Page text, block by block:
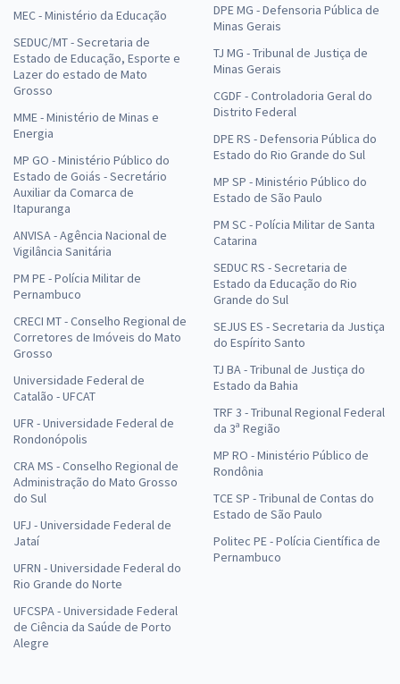
MEC - Ministério da Educação
SEDUC/MT - Secretaria de
Estado de Educação, Esporte e
Lazer do estado de Mato
Grosso
MME - Ministério de Minas e
Energia
MP GO - Ministério Público do
Estado de Goiás - Secretário
Auxiliar da Comarca de
Itapuranga
ANVISA - Agência Nacional de
Vigilância Sanitária
PM PE - Polícia Militar de
Pernambuco
CRECI MT - Conselho Regional de
Corretores de Imóveis do Mato
Grosso
Universidade Federal de
Catalão - UFCAT
UFR - Universidade Federal de
Rondonópolis
CRA MS - Conselho Regional de
Administração do Mato Grosso
do Sul
UFJ - Universidade Federal de
Jataí
UFRN - Universidade Federal do
Rio Grande do Norte
UFCSPA - Universidade Federal
de Ciência da Saúde de Porto
Alegre
DPE MG - Defensoria Pública de
Minas Gerais
TJ MG - Tribunal de Justiça de
Minas Gerais
CGDF - Controladoria Geral do
Distrito Federal
DPE RS - Defensoria Pública do
Estado do Rio Grande do Sul
MP SP - Ministério Público do
Estado de São Paulo
PM SC - Polícia Militar de Santa
Catarina
SEDUC RS - Secretaria de
Estado da Educação do Rio
Grande do Sul
SEJUS ES - Secretaria da Justiça
do Espírito Santo
TJ BA - Tribunal de Justiça do
Estado da Bahia
TRF 3 - Tribunal Regional Federal
da 3ª Região
MP RO - Ministério Público de
Rondônia
TCE SP - Tribunal de Contas do
Estado de São Paulo
Politec PE - Polícia Científica de
Pernambuco